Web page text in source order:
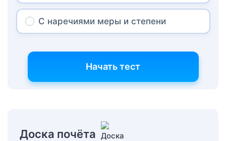
С наречиями меры и степени
Начать тест
Доска почёта